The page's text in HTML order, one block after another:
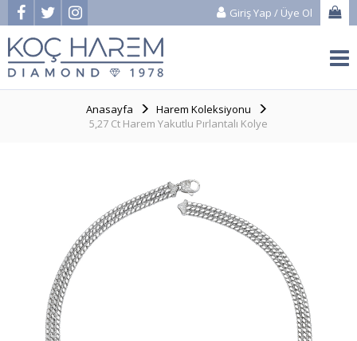
Giriş Yap / Üye Ol
Anasayfa
Harem Koleksiyonu
5,27 Ct Harem Yakutlu Pırlantalı Kolye